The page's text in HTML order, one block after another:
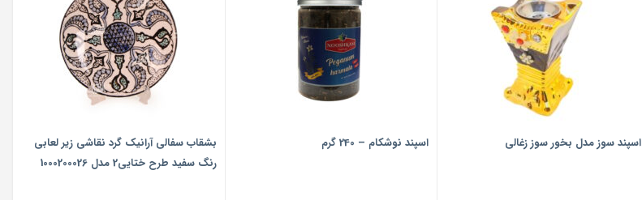
اسپند سوز مدل بخور سوز زغالی اسپند نوشکام – 240 گرم
بشقاب سفالی آرانیک گرد نقاشی زیر لعابی
رنگ ‏سفید طرح ‏ختایی2 مدل 1000200026